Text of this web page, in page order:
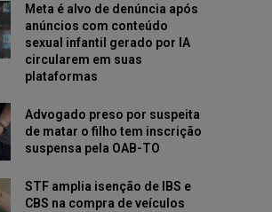
Meta é alvo de denúncia após
anúncios com conteúdo
sexual infantil gerado por IA
circularem em suas
plataformas
Advogado preso por suspeita
de matar o filho tem inscrição
suspensa pela OAB-TO
STF amplia isenção de IBS e
CBS na compra de veículos